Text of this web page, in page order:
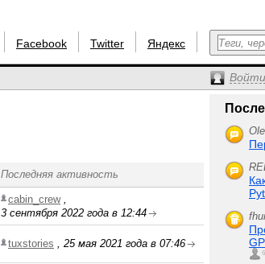
Facebook Twitter Яндекс
Войти
Последняя активность
cabin_crew,
3 сентября 2022 года в 12:44
tuxstories , 25 мая 2021 года в 07:46
6